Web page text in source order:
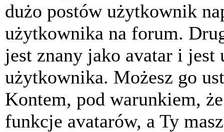
dużo postów użytkownik
użytkownika na forum.
jest znany jako avatar i jest
użytkownika. Możesz go
Kontem, pod warunkiem,
funkcje avatarów, a Ty